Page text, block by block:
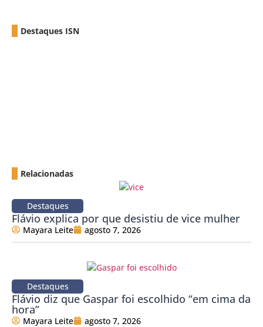
Destaques ISN
Relacionadas
Destaques
Flávio explica por que desistiu de vice mulher
Mayara Leite agosto 7, 2026
Destaques
Flávio diz que Gaspar foi escolhido “em cima da
hora”
Mayara Leite agosto 7, 2026